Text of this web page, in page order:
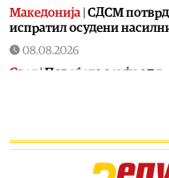
Македонија СДСМ
испратил осудени
08.08.2026
Свет |Повеќето земји од